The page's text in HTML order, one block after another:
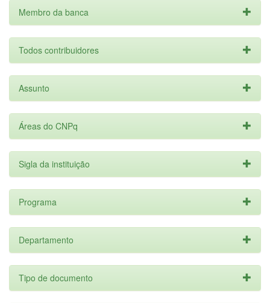
Membro da banca
Todos contribuidores
Assunto
Áreas do CNPq
Sigla da instituição
Programa
Departamento
Tipo de documento